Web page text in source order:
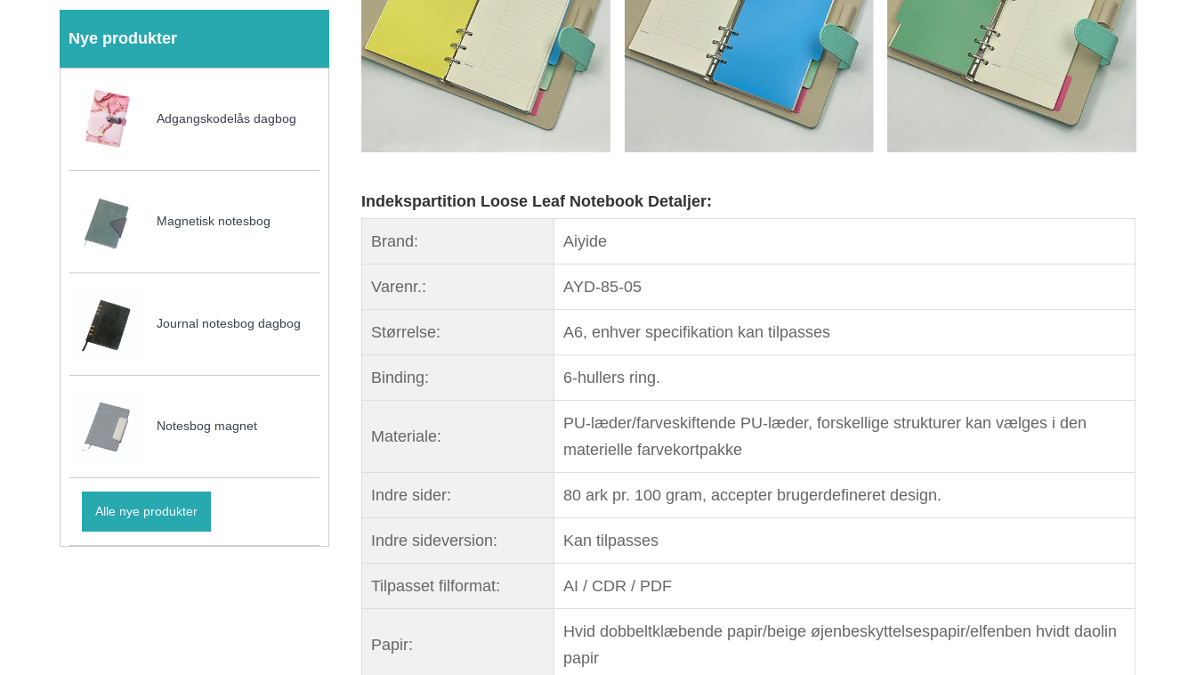
Nye produkter
Adgangskodelås dagbog
Magnetisk notesbog
Journal notesbog dagbog
Notesbog magnet
Alle nye produkter
Indekspartition Loose Leaf Notebook Detaljer:
Brand: Aiyide
Varenr.: AYD-85-05
Størrelse: A6, enhver specifikation kan tilpasses
Binding: 6-hullers ring.
Materiale:
PU-læder/farveskiftende PU-læder, forskellige strukturer kan vælges i den
materielle farvekortpakke
Indre sider: 80 ark pr. 100 gram, accepter brugerdefineret design.
Indre sideversion: Kan tilpasses
Tilpasset filformat: AI / CDR / PDF
Papir:
Hvid dobbeltklæbende papir/beige øjenbeskyttelsespapir/elfenben hvidt daolin
papir